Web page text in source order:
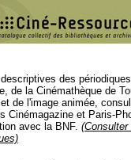
des
de la Cinémathèque de
de l'image animée,
Cinémagazine et Paris-
avec la BNF.